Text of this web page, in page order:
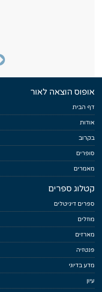
אופוס הוצאה לאור
דף הבית
אודות
בקרוב
סופרים
מאמרים
קטלוג ספרים
ספרים דיגיטלים
מוזלים
מארזים
פנטזיה
מדע בדיוני
עיון